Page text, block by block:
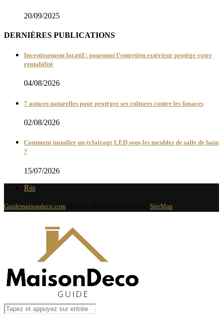
20/09/2025
DERNIÈRES PUBLICATIONS
Investissement locatif : pourquoi l’entretien extérieur protège votre
rentabilité
04/08/2026
7 astuces naturelles pour protéger ses cultures contre les limaces
02/08/2026
Comment installer un éclairage LED sous les meubles de salle de bain
?
15/07/2026
Rss
Guidemaisondeco.com SiteMap